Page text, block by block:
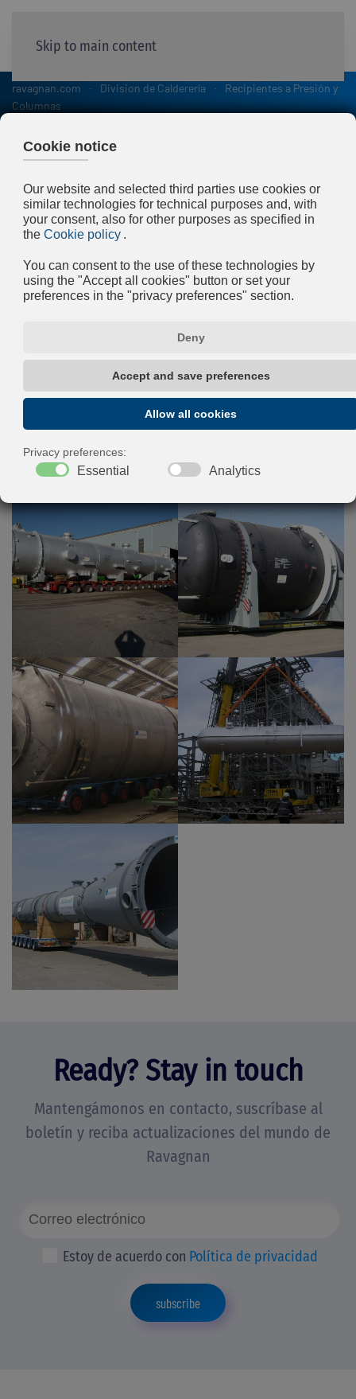
Skip to main content
ravagnan.com Division de Calderería
Recipientes a Presión y
Columnas
Recipientes a Presión y
Columnas
presión en el establecimiento de Bottrighe (RO), con
dimensiones a 6 metros de diámetro, 50 metros de largo
autoclaves y filtros pueden ser construidos en la planta
de Limena (PD), garantizando así una flexibilidad y una
amplia gama de ofertas.
Ready? Stay in touch
Mantengámonos en contacto, suscríbase al
boletín y reciba actualizaciones del mundo de
Ravagnan
Estoy de acuerdo con Política de privacidad
subscribe